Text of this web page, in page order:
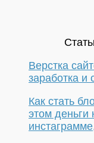
Верстка
заработка и
Как стать
этом деньги